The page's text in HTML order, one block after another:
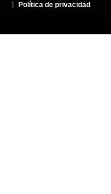
Política de privacidad